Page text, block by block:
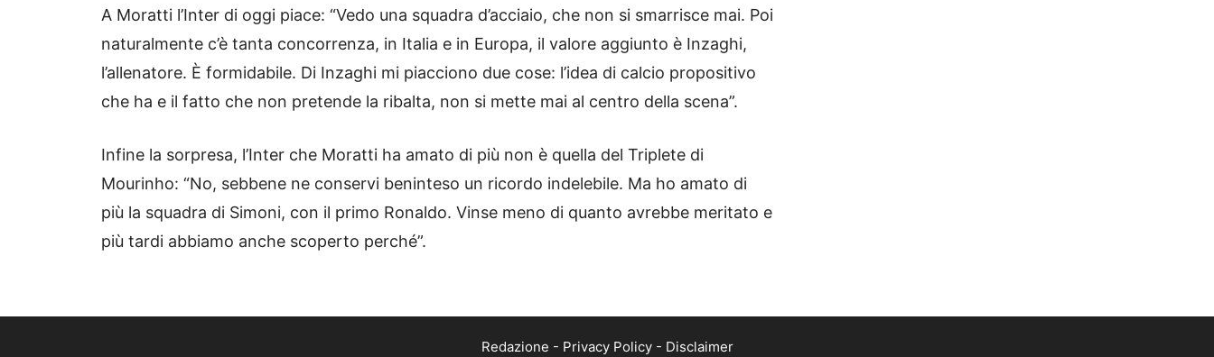
A Moratti l’Inter di oggi piace: “Vedo una squadra d’acciaio, che non si smarrisce mai. Poi
naturalmente c’è tanta concorrenza, in Italia e in Europa, il valore aggiunto è Inzaghi,
l’allenatore. È formidabile. Di Inzaghi mi piacciono due cose: l’idea di calcio propositivo
che ha e il fatto che non pretende la ribalta, non si mette mai al centro della scena”.
Infine la sorpresa, l’Inter che Moratti ha amato di più non è quella del Triplete di
Mourinho: “No, sebbene ne conservi beninteso un ricordo indelebile. Ma ho amato di
più la squadra di Simoni, con il primo Ronaldo. Vinse meno di quanto avrebbe meritato e
più tardi abbiamo anche scoperto perché”.
Redazione - Privacy Policy- Disclaimer